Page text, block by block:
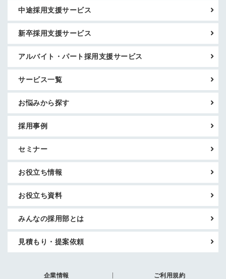
中途採用支援サービス
新卒採用支援サービス
アルバイト・パート採用支援サービス
サービス一覧
お悩みから探す
採用事例
セミナー
お役立ち情報
お役立ち資料
みんなの採用部とは
見積もり・提案依頼
企業情報 ご利用規約